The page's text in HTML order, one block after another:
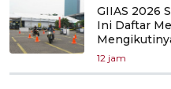
GIIAS 2026
Ini Daftar
12 jam